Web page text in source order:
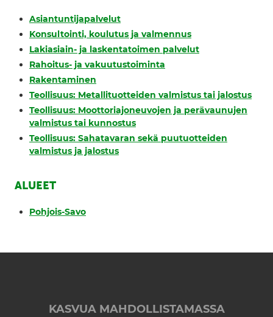
Asiantuntijapalvelut
Konsultointi, koulutus ja valmennus
Lakiasiain- ja laskentatoimen palvelut
Rahoitus- ja vakuutustoiminta
Rakentaminen
Teollisuus: Metallituotteiden valmistus tai jalostus
Teollisuus: Moottoriajoneuvojen ja perävaunujen
valmistus tai kunnostus
Teollisuus: Sahatavaran sekä puutuotteiden
valmistus ja jalostus
ALUEET
Pohjois-Savo
KASVUA MAHDOLLISTAMASSA